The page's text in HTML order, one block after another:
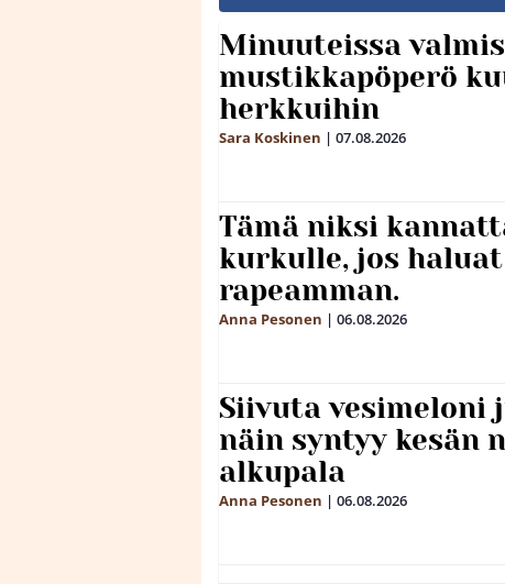
Minuuteissa
mustikkapöperö
herkkuihin
Sara Koskinen | 07.08.2026
Tämä niksi
kurkulle, jos
rapeamman.
Anna Pesonen | 06.08.2026
Siivuta vesimeloni
näin syntyy kesän
alkupala
Anna Pesonen | 06.08.2026